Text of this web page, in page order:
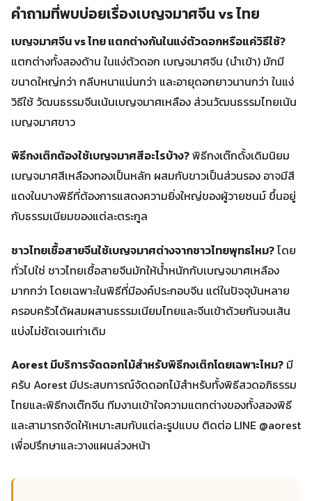
คำถามที่พบบ่อยเรื่องเบญจมาศจีน vs ไทย
เบญจมาศจีน vs ไทย แตกต่างกันในแง่ตัวดอกหรือแค่วิธีใช้?
แตกต่างทั้งสองด้าน ในแง่ตัวดอก เบญจมาศจีน (นำเข้า) มักมี
ขนาดใหญ่กว่า กลีบหนาแน่นกว่า และอายุดอกยาวนานกว่า ในแง่
วิธีใช้ วัฒนธรรมจีนเน้นเบญจมาศเหลือง ส่วนวัฒนธรรมไทยเน้น
เบญจมาศขาว
พิธีกงเต๊กต้องใช้เบญจมาศสีอะไรบ้าง?พิธีกงเต๊กดั้งเดิมนิยม
เบญจมาศสีเหลืองทองเป็นหลัก ผสมกับขาวเป็นส่วนรอง อาจมีสี
แดงในบางพิธีที่ต้องการแสดงความยิ่งใหญ่ของผู้วายชนม์ ขึ้นอยู่
กับธรรมเนียมของแต่ละตระกูล
ชาวไทยเชื้อสายจีนใช้เบญจมาศต่างจากชาวไทยพุทธไหม?โดย
ทั่วไปใช่ ชาวไทยเชื้อสายจีนมักให้น้ำหนักกับเบญจมาศเหลือง
มากกว่า โดยเฉพาะในพิธีที่มีองค์ประกอบจีน แต่ในปัจจุบันหลาย
ครอบครัวได้ผสมผสานธรรมเนียมไทยและจีนเข้าด้วยกันจนเส้น
แบ่งไม่ชัดเจนเท่าเดิม
Aorest มีบริการจัดดอกไม้สำหรับพิธีกงเต๊กโดยเฉพาะไหม? มี
ครับ Aorest มีประสบการณ์จัดดอกไม้สำหรับทั้งพิธีสวดอภิธรรม
ไทยและพิธีกงเต๊กจีน ทีมงานเข้าใจความแตกต่างของทั้งสองพิธี
และสามารถจัดให้เหมาะสมกับแต่ละรูปแบบ ติดต่อ LINE @aorest
เพื่อปรึกษาและวางแผนล่วงหน้า